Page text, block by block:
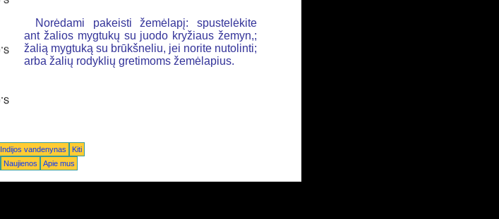
Norėdami pakeisti žemėlapį: spustelėkite
ant žalios mygtukų su juodo kryžiaus žemyn,;
žalią mygtuką su brūkšneliu, jei norite nutolinti;
arba žalių rodyklių gretimoms žemėlapius.
Indijos vandenynas
Kiti
Naujienos Apie mus